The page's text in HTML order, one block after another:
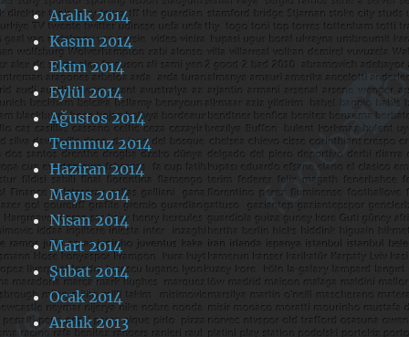
Aralık 2014
Kasım 2014
Ekim 2014
Eylül 2014
Ağustos 2014
Temmuz 2014
Haziran 2014
Mayıs 2014
Nisan 2014
Mart 2014
Şubat 2014
Ocak 2014
Aralık 2013